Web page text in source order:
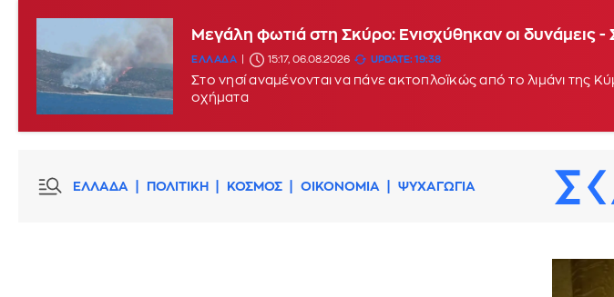
Μεγάλη φωτιά στη Σκύρο: Ενισχύθηκαν οι δυνάμεις
ΕΛΛΑΔΑ 15:17, 06.08.2026 UPDATE: 19:38
Στο νησί αναμένονται να πάνε ακτοπλοϊκώς από το λιμάνι
οχήματα
ΕΛΛΑΔΑ ΠΟΛΙΤΙΚΗ ΚΟΣΜΟΣ ΟΙΚΟΝΟΜΙΑ ΨΥΧΑΓΩΓΙΑ